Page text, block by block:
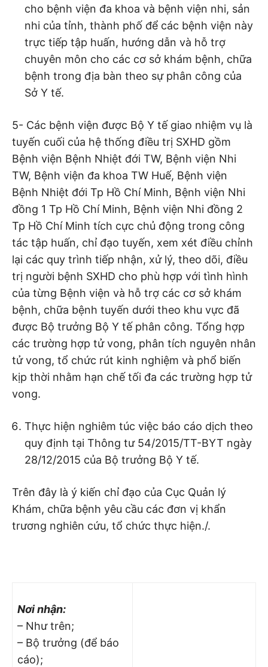
cho bệnh viện đa khoa và bệnh viện nhi, sản
nhi của tỉnh, thành phố để các bệnh viện này
trực tiếp tập huấn, hướng dẫn và hỗ trợ
chuyên môn cho các cơ sở khám bệnh, chữa
bệnh trong địa bàn theo sự phân công của
Sở Y tế.
5- Các bệnh viện được Bộ Y tế giao nhiệm vụ là
tuyến cuối của hệ thống điều trị SXHD gồm
Bệnh viện Bệnh Nhiệt đới TW, Bệnh viện Nhi
TW, Bệnh viện đa khoa TW Huế, Bệnh viện
Bệnh Nhiệt đới Tp Hồ Chí Minh, Bệnh viện Nhi
đồng 1 Tp Hồ Chí Minh, Bệnh viện Nhi đồng 2
Tp Hồ Chí Minh tích cực chủ động trong công
tác tập huấn, chỉ đạo tuyến, xem xét điều chỉnh
lại các quy trình tiếp nhận, xử lý, theo dõi, điều
trị người bệnh SXHD cho phù hợp với tình hình
của từng Bệnh viện và hỗ trợ các cơ sở khám
bệnh, chữa bệnh tuyến dưới theo khu vực đã
được Bộ trưởng Bộ Y tế phân công. Tổng hợp
các trường hợp tử vong, phân tích nguyên nhân
tử vong, tổ chức rút kinh nghiệm và phổ biến
kịp thời nhằm hạn chế tối đa các trường hợp tử
vong.
Thực hiện nghiêm túc việc báo cáo dịch theo
quy định tại Thông tư 54/2015/TT-BYT ngày
28/12/2015 của Bộ trưởng Bộ Y tế.
Trên đây là ý kiến chỉ đạo của Cục Quản lý
Khám, chữa bệnh yêu cầu các đơn vị khẩn
trương nghiên cứu, tổ chức thực hiện./.
Nơi nhận:
– Như trên;
– Bộ trưởng (để báo
cáo);